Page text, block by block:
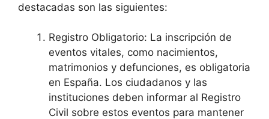
destacadas son las siguientes:
Registro Obligatorio: La inscripción de
eventos vitales, como nacimientos,
matrimonios y defunciones, es obligatoria
en España. Los ciudadanos y las
instituciones deben informar al Registro
Civil sobre estos eventos para mantener